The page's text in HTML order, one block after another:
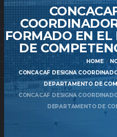
FORMADO EN
DE
HOME
CONCACAF DESIGNA
DEPARTAMENTO DE
CONCACAF DESIGNA
DEPARTAMENTO DE